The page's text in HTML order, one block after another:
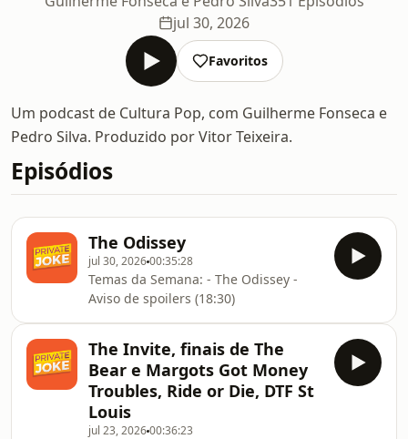
jul 30, 2026
Favoritos
Um podcast de Cultura Pop, com Guilherme Fonseca e
Pedro Silva. Produzido por Vitor Teixeira.
Episódios
The Odissey
jul 30, 202600:35:28
Temas da Semana: - The Odissey -
Aviso de spoilers (18:30)
The Invite, finais de The
Bear e Margots Got Money
Troubles, Ride or Die, DTF St
Louis
jul 23, 202600:36:23